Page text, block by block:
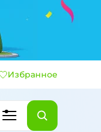
Избранное